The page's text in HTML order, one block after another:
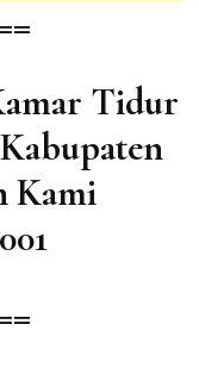
Tidur
Kami